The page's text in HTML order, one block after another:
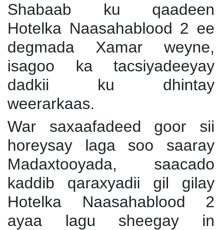
Shabaab ku qaadeen
Hotelka Naasahablood 2 ee
degmada Xamar weyne,
isagoo ka tacsiyadeeyay
dadkii ku dhintay
weerarkaas.
War saxaafadeed goor sii
horeysay laga soo saaray
Madaxtooyada, saacado
kaddib qaraxyadii gil gilay
Hotelka Naasahablood 2
ayaa lagu sheegay in